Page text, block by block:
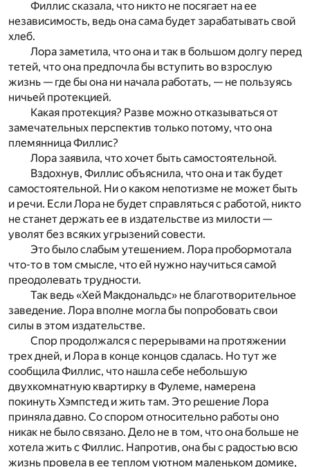
Филлис сказала, что никто не посягает на ее
независимость, ведь она сама будет зарабатывать свой
хлеб.
Лора заметила, что она и так в большом долгу перед
тетей, что она предпочла бы вступить во взрослую
жизнь — где бы она ни начала работать, — не пользуясь
ничьей протекцией.
Какая протекция? Разве можно отказываться от
замечательных перспектив только потому, что она
племянница Филлис?
Лора заявила, что хочет быть самостоятельной.
Вздохнув, Филлис объяснила, что она и так будет
самостоятельной. Ни о каком непотизме не может быть
и речи. Если Лора не будет справляться с работой, никто
не станет держать ее в издательстве из милости —
уволят без всяких угрызений совести.
Это было слабым утешением. Лора пробормотала
что-то в том смысле, что ей нужно научиться самой
преодолевать трудности.
Так ведь «Хей Макдональдс» не благотворительное
заведение. Лора вполне могла бы попробовать свои
силы в этом издательстве.
Спор продолжался с перерывами на протяжении
трех дней, и Лора в конце концов сдалась. Но тут же
сообщила Филлис, что нашла себе небольшую
двухкомнатную квартирку в Фулеме, намерена
покинуть Хэмпстед и жить там. Это решение Лора
приняла давно. Со спором относительно работы оно
никак не было связано. Дело не в том, что она больше не
хотела жить с Филлис. Напротив, она бы с радостью всю
жизнь провела в ее теплом уютном маленьком домике,